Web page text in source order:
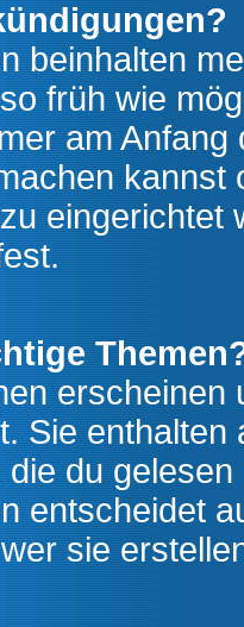
beinhalten
früh wie
am
kannst
eingerichtet
erscheinen
Sie
die du
entscheidet
sie